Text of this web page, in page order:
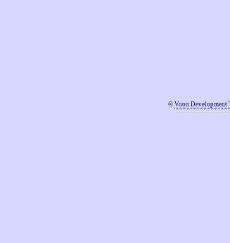
© Voon Development